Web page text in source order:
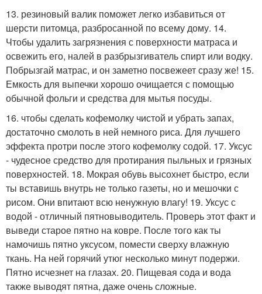
13. резиновый валик поможет легко избавиться от
шерсти питомца, разбросанной по всему дому. 14.
Чтобы удалить загрязнения с поверхности матраса и
освежить его, налей в разбрызгиватель спирт или водку.
Побрызгай матрас, и он заметно посвежеет сразу же! 15.
Емкость для выпечки хорошо очищается с помощью
обычной фольги и средства для мытья посуды.
16. чтобы сделать кофемолку чистой и убрать запах,
достаточно смолоть в ней немного риса. Для лучшего
эффекта протри после этого кофемолку содой. 17. Уксус
- чудесное средство для протирания пыльных и грязных
поверхностей. 18. Мокрая обувь высохнет быстро, если
ты вставишь внутрь не только газеты, но и мешочки с
рисом. Они впитают всю ненужную влагу! 19. Уксус с
водой - отличный пятновыводитель. Проверь этот факт и
выведи старое пятно на ковре. После того как ты
намочишь пятно уксусом, помести сверху влажную
ткань. На ней горячий утюг несколько минут подержи.
Пятно исчезнет на глазах. 20. Пищевая сода и вода
также выводят пятна, даже очень сложные.